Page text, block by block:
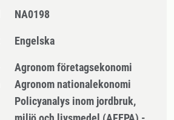
NA0198
Engelska
Agronom företagsekonomi
Agronom nationalekonomi
Policyanalys inom jordbruk,